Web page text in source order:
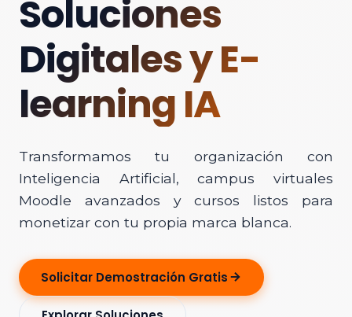
Soluciones
Digitales y E-
learning IA
Transformamos tu organización con
Inteligencia Artificial, campus virtuales
Moodle avanzados y cursos listos para
monetizar con tu propia marca blanca.
Solicitar Demostración Gratis